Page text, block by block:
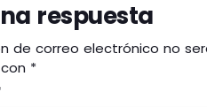
respuesta
de correo electrónico no
*